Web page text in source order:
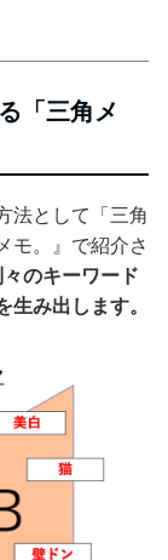
「三角メ
法として「三角
モ。』で紹介さ
のキーワード
み出します。